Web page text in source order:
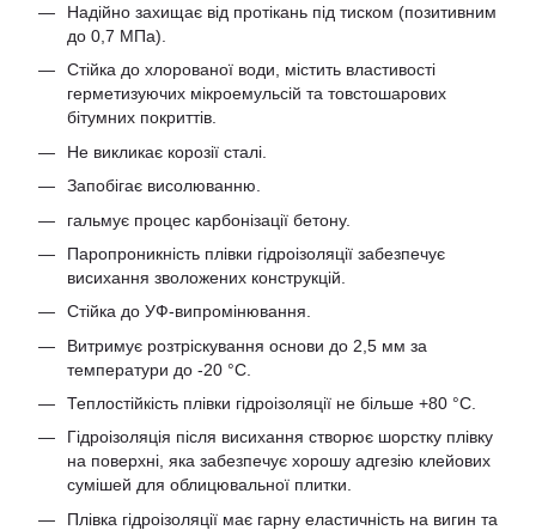
Надійно захищає від протікань під тиском (позитивним
до 0,7 МПа).
Стійка до хлорованої води, містить властивості
герметизуючих мікроемульсій та товстошарових
бітумних покриттів.
Не викликає корозії сталі.
Запобігає висолюванню.
гальмує процес карбонізації бетону.
Паропроникність плівки гідроізоляції забезпечує
висихання зволожених конструкцій.
Стійка до УФ-випромінювання.
Витримує розтріскування основи до 2,5 мм за
температури до -20 °С.
Теплостійкість плівки гідроізоляції не більше +80 °С.
Гідроізоляція після висихання створює шорстку плівку
на поверхні, яка забезпечує хорошу адгезію клейових
сумішей для облицювальної плитки.
Плівка гідроізоляції має гарну еластичність на вигин та